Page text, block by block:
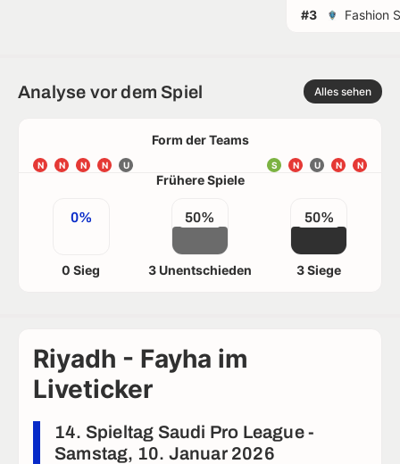
#3 Fashion
Analyse vor dem Spiel Alles sehen
Form der Teams
N N N N U N
N
U
N
S
Frühere Spiele
0%
0 Sieg
50%
3 Unentschieden
50%
3 Siege
Riyadh - Fayha im
Liveticker
14. Spieltag Saudi Pro League -
Samstag, 10. Januar 2026